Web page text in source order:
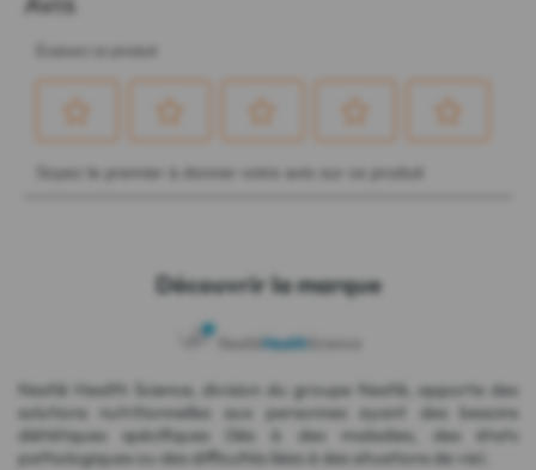
Découvrir la marque
Nestlé Health Science, division du groupe Nestlé, apporte des
solutions nutritionnelles aux personnes ayant des besoins
diététiques spécifiques (liés à des maladies, des états
pathologiques ou des difficultés liées à des situations de vie).